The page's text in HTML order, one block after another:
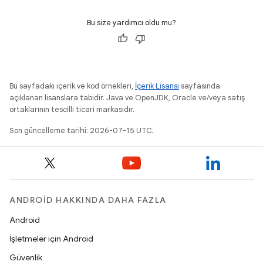
Bu size yardımcı oldu mu?
Bu sayfadaki içerik ve kod örnekleri, İçerik Lisansı sayfasında
açıklanan lisanslara tabidir. Java ve OpenJDK, Oracle ve/veya satış
ortaklarının tescilli ticari markasıdır.
Son güncelleme tarihi: 2026-07-15 UTC.
ANDROID HAKKINDA DAHA FAZLA
Android
İşletmeler için Android
Güvenlik